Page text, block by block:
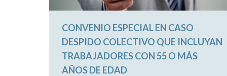
CONVENIO ESPECIAL EN CASO
DESPIDO COLECTIVO QUE INCLUYAN
TRABAJADORES CON 55 O MÁS
AÑOS DE EDAD